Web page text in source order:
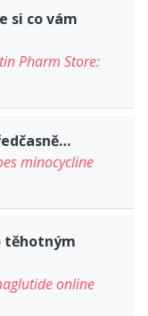
si co vám
Pharm Store:
minocycline
těhotným
online